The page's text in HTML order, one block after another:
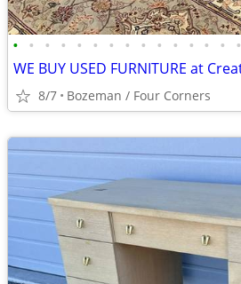
• • • • • • • • • • • • • • •
WE BUY USED FURNITURE at
8/7 Bozeman / Four Corners